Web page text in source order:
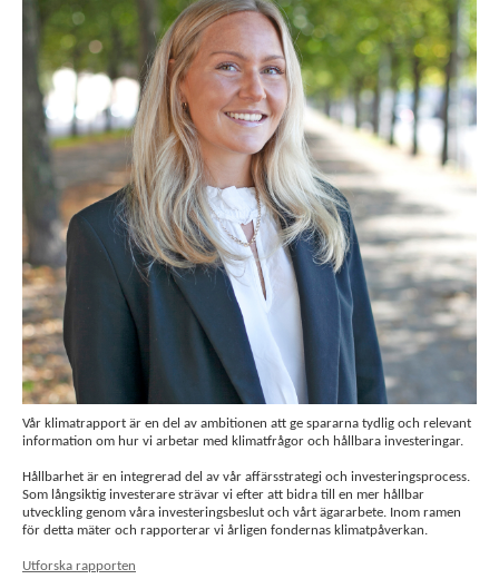
Vår klimatrapport är en del av ambitionen att ge spararna tydlig och relevant
information om hur vi arbetar med klimatfrågor och hållbara investeringar.
Hållbarhet är en integrerad del av vår affärsstrategi och investeringsprocess.
Som långsiktig investerare strävar vi efter att bidra till en mer hållbar
utveckling genom våra investeringsbeslut och vårt ägararbete. Inom ramen
för detta mäter och rapporterar vi årligen fondernas klimatpåverkan.
Utforska rapporten